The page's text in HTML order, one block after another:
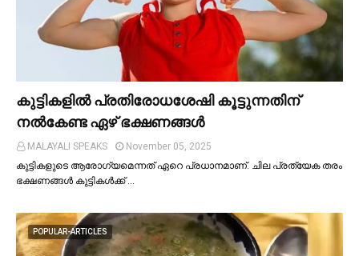
കുട്ടികളില്‍ പ്രതിരോധശേഷി കൂട്ടുന്നതിന്
നല്‍കേണ്ട ഏഴ് ഭക്ഷണങ്ങള്‍
MALAYALI SPEAKS
November 05, 2025
കുട്ടികളുടെ ആരോഗ്യമെന്നത് ഏറെ പ്രധാനമാണ്. ചില പ്രത്യേക തരം
ഭക്ഷണങ്ങള്‍ കുട്ടികള്‍ക്ക് …
POPULAR-ARTICLES